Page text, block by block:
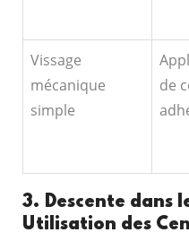
Vissage
mécanique
simple
de
3. Descente dans
Utilisation des